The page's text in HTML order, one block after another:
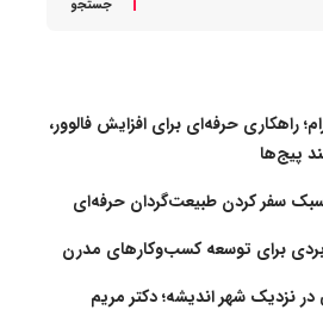
جستجو
راهکاری حرفه‌ای برای افزایش فالوور،
پیج‌ها
سبک سفر کردن طبیعت‌گردان حرفه‌ای
برای توسعه کسب‌وکارهای مدرن
در نزدیک شهر اندیشه؛ دکتر مریم